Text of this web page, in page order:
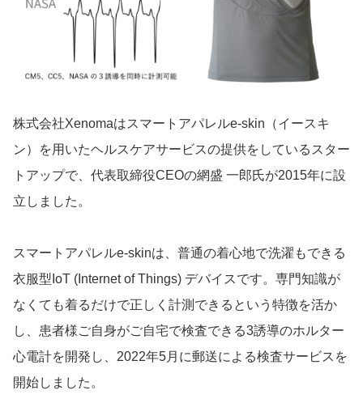
株式会社Xenomaはスマートアパレルe-skin（イースキ
ン）を用いたヘルスケアサービスの提供をしているスター
トアップで、代表取締役CEOの網盛 一郎氏が2015年に設
立しました。
スマートアパレルe-skinは、普通の着心地で洗濯もできる
衣服型IoT (Internet of Things) デバイスです。専門知識が
なくても着るだけで正しく計測できるという特徴を活か
し、患者様ご自身がご自宅で検査できる3誘導のホルター
心電計を開発し、2022年5月に郵送による検査サービスを
開始しました。